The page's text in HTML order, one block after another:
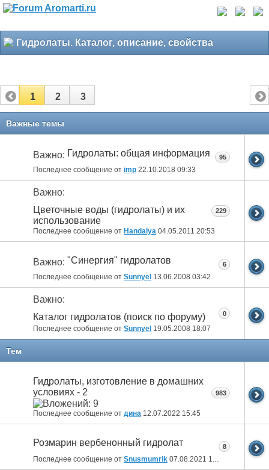
Гидролаты. Каталог, описание, свойства
1 2 3
Важные темы
Важно: Гидролаты: общая информация
Последнее сообщение от imp 22.10.2018 09:33
95
Важно:
Цветочные воды (гидролаты) и их
использование
Последнее сообщение от Handalya 04.05.2011 20:53
229
Важно: "Синергия" гидролатов
Последнее сообщение от Sunnyel 13.06.2008 03:42
6
Важно:
Каталог гидролатов (поиск по форуму)
Последнее сообщение от Sunnyel 19.05.2008 18:07
0
Тем
Гидролаты, изготовление в домашних
условиях - 2
Последнее сообщение от дина 12.07.2022 15:45
983
Розмарин вербенонный гидролат
Последнее сообщение от Snusmumrik 07.08.2021 11:47
8